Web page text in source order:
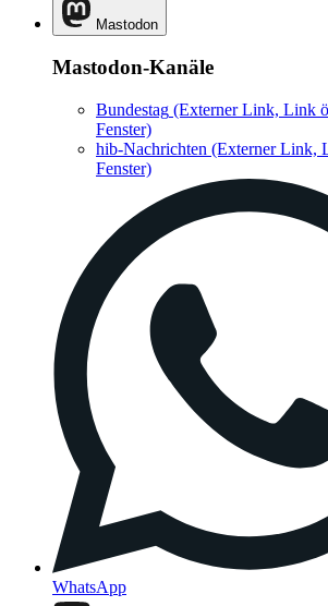
Mastodon
Mastodon-Kanäle
Bundestag (Externer Link, Link
Fenster)
hib-Nachrichten (Externer Link,
Fenster)
WhatsApp